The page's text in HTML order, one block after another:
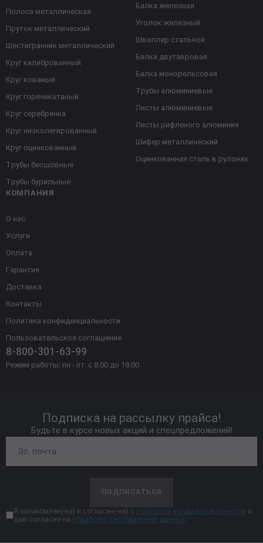
КОМПАНИЯ
О нас
Услуги
Оплата
Гарантия
Доставка
Контакты
Политика конфиденциальности
Пользовательское соглашение
8-800-301-63-99
Режим работы: пн - пт: с 8.00 до 18.00
Полоса металлическая
Пруток металлический
Шестигранник металлический
Круг калиброванный
Круг кованый
Круг горячекатаный
Круг серебрянка
Круг низколегированный
Круг оцинкованный
Трубы бесшовные
Трубы бурильные
Балка железная
Уголок железный
Швеллер стальной
Балка двутавровая
Балка монорельсовая
Трубы алюминиевые
Листы алюминиевые
Листы рифленого алюминия
Шифер металлический
Оцинкованная сталь в рулонах
Подписка на рассылку прайса!
Будьте в курсе новых акций и спецпредложений!
ПОДПИСАТЬСЯ
Я ознакомлен(-на) и согласен(-на) с политикой конфиденциальности и
даю согласие на обработку персональных данных.